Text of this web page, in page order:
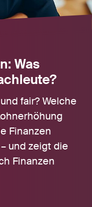
Was
fair? Welche
Finanzen
und zeigt die
Finanzen